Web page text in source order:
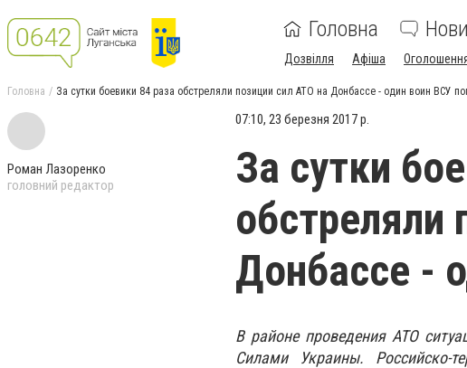
Головна
Дозвілля Афіша
Головна За сутки боевики 84 раза обстреляли позиции сил АТО на Донбассе - один воин ВСУ
Роман Лазоренко
головний редактор
07:10, 23 березня 2017 р.
За сутки
обстреляли
Донбассе -
В районе проведения АТО
Силами Украины. Российско-